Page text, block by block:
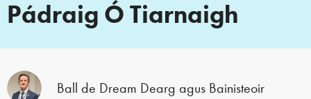
Pádraig Ó Tiarnaigh
Ball de Dream Dearg agus Bainisteoir